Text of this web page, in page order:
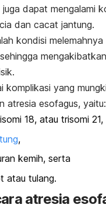
juga dapat mengalami
dan cacat jantung.
kondisi melemahnya
komplikasi yang
atresia esofagus, yaitu:
18, atau trisomi 21,
,
kemih, serta
atau tulang.
atresia